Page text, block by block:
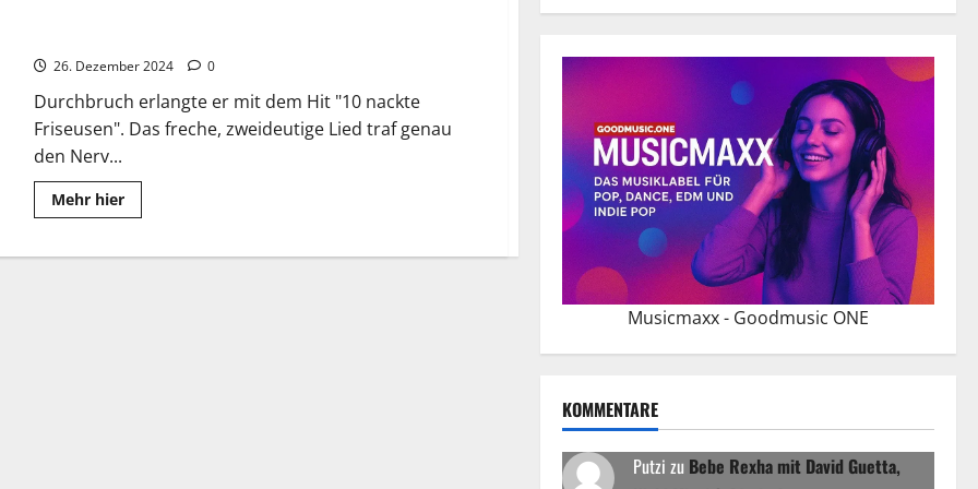
26. Dezember 2024 0
Durchbruch erlangte er mit dem Hit "10 nackte
Friseusen". Das freche, zweideutige Lied traf genau
den Nerv...
Mehr hierRead
more
Krause:
Musicmaxx - Goodmusic ONE
KOMMENTARE
Putzi zu Bebe Rexha mit David Guetta,